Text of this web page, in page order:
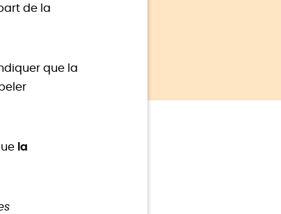
de la
que la
la